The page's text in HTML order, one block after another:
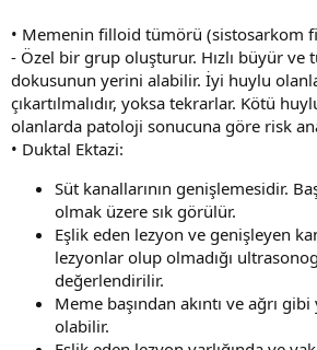
• Memenin filloid tümörü (sistosarkom
- Özel bir grup oluşturur. Hızlı büyür ve
dokusunun yerini alabilir. İyi huylu
çıkartılmalıdır, yoksa tekrarlar. Kötü
olanlarda patoloji sonucuna göre risk
• Duktal Ektazi:
Süt kanallarının genişlemesidir.
olmak üzere sık görülür.
Eşlik eden lezyon ve genişleyen
lezyonlar olup olmadığı
değerlendirilir.
Meme başından akıntı ve ağrı
olabilir.